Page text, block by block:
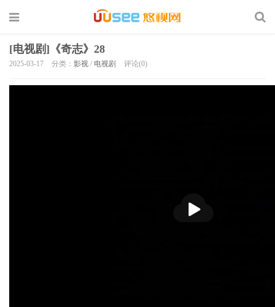
[电视剧]《奇志》28
2025-03-17 分类： 影视 / 电视剧 评论(0)
放